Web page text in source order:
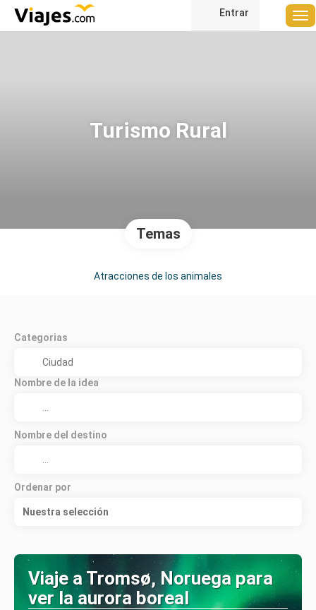
Entrar
Turismo Rural
Temas
Atracciones de los animales
Categorias
Nombre de la idea
Nombre del destino
Ordenar por
Nuestra selección
Viaje a Tromsø, Noruega para
ver la aurora boreal